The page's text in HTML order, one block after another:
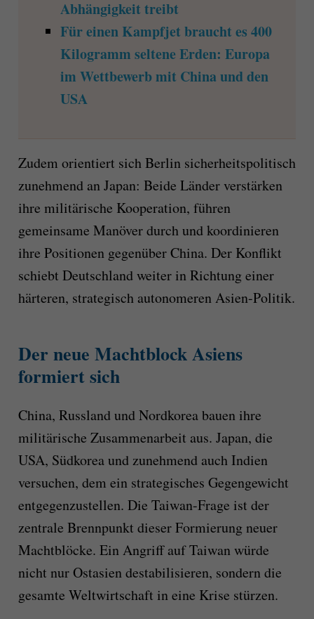
Abhängigkeit treibt
Für einen Kampfjet braucht es 400
Kilogramm seltene Erden: Europa
im Wettbewerb mit China und den
USA
Zudem orientiert sich Berlin sicherheitspolitisch
zunehmend an Japan: Beide Länder verstärken
ihre militärische Kooperation, führen
gemeinsame Manöver durch und koordinieren
ihre Positionen gegenüber China. Der Konflikt
schiebt Deutschland weiter in Richtung einer
härteren, strategisch autonomeren Asien-Politik.
Der neue Machtblock Asiens
formiert sich
China, Russland und Nordkorea bauen ihre
militärische Zusammenarbeit aus. Japan, die
USA, Südkorea und zunehmend auch Indien
versuchen, dem ein strategisches Gegengewicht
entgegenzustellen. Die Taiwan-Frage ist der
zentrale Brennpunkt dieser Formierung neuer
Machtblöcke. Ein Angriff auf Taiwan würde
nicht nur Ostasien destabilisieren, sondern die
gesamte Weltwirtschaft in eine Krise stürzen.